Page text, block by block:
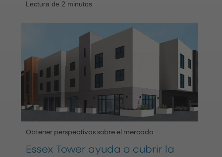
financiamiento a través de la
colaboración con PNC.
Lectura de 2 minutos
Obtener perspectivas sobre el mercado
Essex Tower ayuda a cubrir la